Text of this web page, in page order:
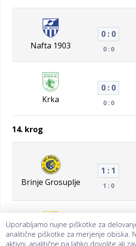
Nafta 1903
0 : 0
0 : 0
Krka
0 : 0
0 : 0
14. krog
Brinje Grosuplje
1 : 1
1 : 0
Sežana
4 : 4
0 : 3
Uporabljamo nujne piškotke za
analitične piškotke za merjenje obiska.
aktivni, analitične pa lahko dovolite ali